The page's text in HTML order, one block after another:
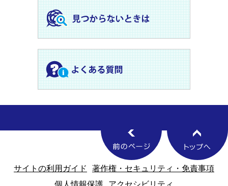
サイトの利用ガイド
著作権・セキュリティ・免責事項
個人情報保護
アクセシビリティ